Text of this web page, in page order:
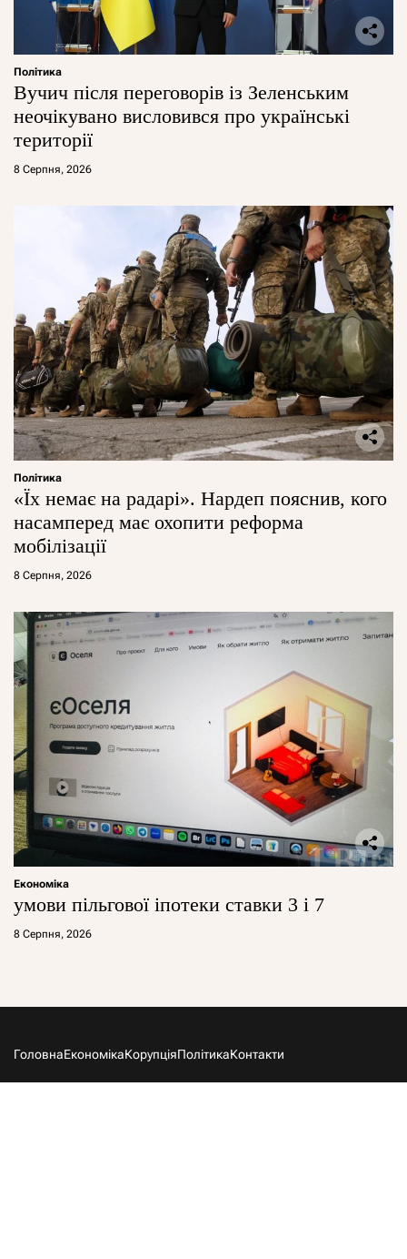
Політика
Вучич після переговорів із Зеленським
неочікувано висловився про українські
території
8 Серпня, 2026
Політика
«Їх немає на радарі». Нардеп пояснив, кого
насамперед має охопити реформа
мобілізації
8 Серпня, 2026
Економіка
умови пільгової іпотеки ставки 3 і 7
8 Серпня, 2026
ГоловнаЕкономікаКорупціяПолітикаКонтакти